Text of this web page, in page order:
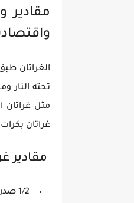
مقادير
الغراتان
تحته النار
مثل
غراتان
مقادير
1/2 صدر دجاج مطحون